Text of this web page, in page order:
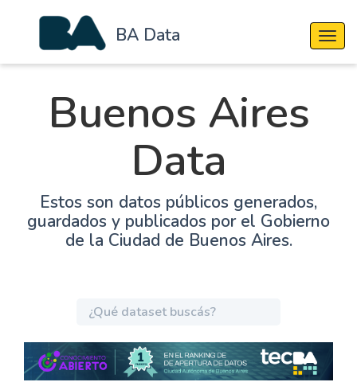
BA Data
Buenos Aires
Data
Estos son datos públicos generados,
guardados y publicados por el Gobierno
de la Ciudad de Buenos Aires.